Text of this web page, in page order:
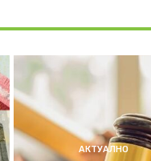
АКТУАЛНО